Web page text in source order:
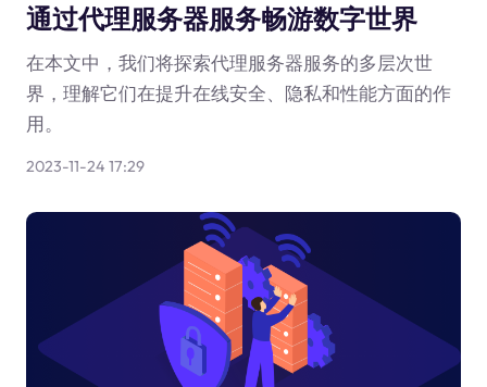
通过代理服务器服务畅游数字世界
在本文中，我们将探索代理服务器服务的多层次世
界，理解它们在提升在线安全、隐私和性能方面的作
用。
2023-11-24 17:29